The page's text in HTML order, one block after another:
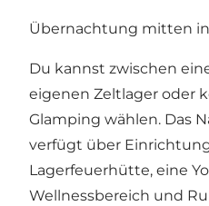
Übernachtung mitten
Du kannst zwischen
eigenen Zeltlager oder
Glamping wählen. Das
verfügt über
Lagerfeuerhütte, eine
Wellnessbereich und